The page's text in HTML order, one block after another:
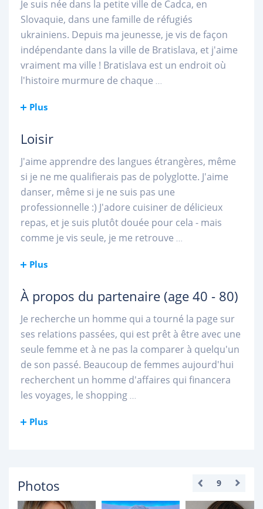
Je suis née dans la petite ville de Čadca, en
Slovaquie, dans une famille de réfugiés
ukrainiens. Depuis ma jeunesse, je vis de façon
indépendante dans la ville de Bratislava, et j'aime
vraiment ma ville ! Bratislava est un endroit où
l'histoire murmure de chaque ...
Plus
Loisir
J'aime apprendre des langues étrangères, même
si je ne me qualifierais pas de polyglotte. J'aime
danser, même si je ne suis pas une
professionnelle :) J'adore cuisiner de délicieux
repas, et je suis plutôt douée pour cela - mais
comme je vis seule, je me retrouve ...
Plus
À propos du partenaire (age 40 - 80)
Je recherche un homme qui a tourné la page sur
ses relations passées, qui est prêt à être avec une
seule femme et à ne pas la comparer à quelqu'un
de son passé. Beaucoup de femmes aujourd'hui
recherchent un homme d'affaires qui financera
les voyages, le shopping...
Plus
Photos 9